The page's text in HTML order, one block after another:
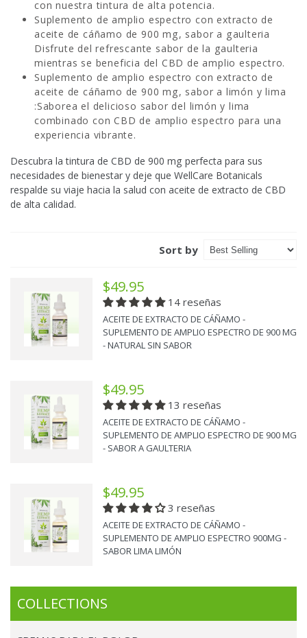
con nuestra tintura de alta potencia.
Suplemento de amplio espectro con extracto de
aceite de cáñamo de 900 mg, sabor a gaulteria
Disfrute del refrescante sabor de la gaulteria
mientras se beneficia del CBD de amplio espectro.
Suplemento de amplio espectro con extracto de
aceite de cáñamo de 900 mg, sabor a limón y lima
:Saborea el delicioso sabor del limón y lima
combinado con CBD de amplio espectro para una
experiencia vibrante.
Descubra la tintura de CBD de 900 mg perfecta para sus
necesidades de bienestar y deje que WellCare Botanicals
respalde su viaje hacia la salud con aceite de extracto de CBD
de alta calidad.
Sort by
$49.95
14 reseñas
ACEITE DE EXTRACTO DE CÁÑAMO -
SUPLEMENTO DE AMPLIO ESPECTRO DE 900 MG
- NATURAL SIN SABOR
$49.95
13 reseñas
ACEITE DE EXTRACTO DE CÁÑAMO -
SUPLEMENTO DE AMPLIO ESPECTRO DE 900 MG
- SABOR A GAULTERIA
$49.95
3 reseñas
ACEITE DE EXTRACTO DE CÁÑAMO -
SUPLEMENTO DE AMPLIO ESPECTRO 900MG -
SABOR LIMA LIMÓN
COLLECTIONS